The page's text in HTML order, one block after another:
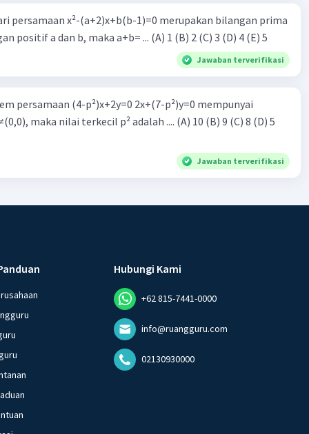
persamaan x²-(a+2)x+b(b-1)=0 merupakan bilangan prima
positif a dan b, maka a+b= ... (A) 1 (B) 2 (C) 3 (D) 4 (E) 5
Jawaban terverifikasi
persamaan (4-p²)x+2y=0 2x+(7-p²)y=0 mempunyai
maka nilai terkecil p² adalah .... (A) 10 (B) 9 (C) 8 (D) 5
Jawaban terverifikasi
Hubungi Kami
+62 815-7441-0000
info@ruangguru.com
02130930000